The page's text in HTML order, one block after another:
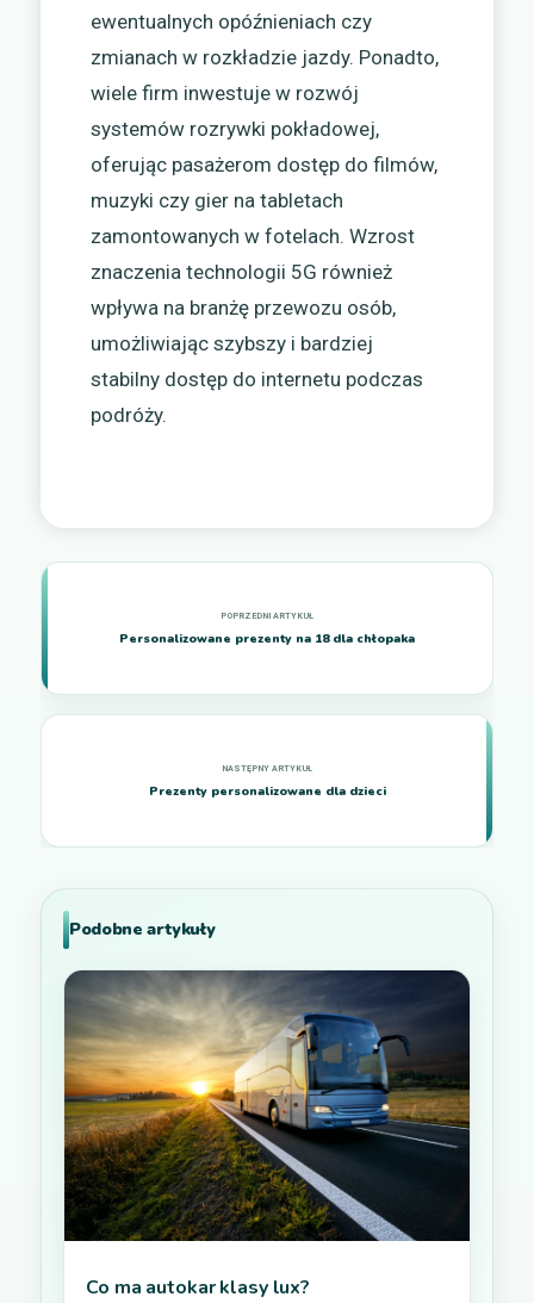
ewentualnych opóźnieniach czy
zmianach w rozkładzie jazdy. Ponadto,
wiele firm inwestuje w rozwój
systemów rozrywki pokładowej,
oferując pasażerom dostęp do filmów,
muzyki czy gier na tabletach
zamontowanych w fotelach. Wzrost
znaczenia technologii 5G również
wpływa na branżę przewozu osób,
umożliwiając szybszy i bardziej
stabilny dostęp do internetu podczas
podróży.
Personalizowane prezenty na 18 dla chłopaka
Prezenty personalizowane dla dzieci
Podobne artykuły
Co ma autokar klasy lux?